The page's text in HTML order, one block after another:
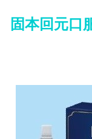
固本回元口